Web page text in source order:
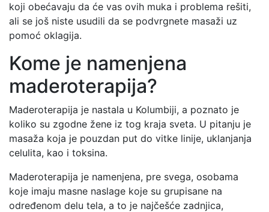
koji obećavaju da će vas ovih muka i problema rešiti,
ali se još niste usudili da se podvrgnete masaži uz
pomoć oklagija.
Kome je namenjena
maderoterapija?
Maderoterapija je nastala u Kolumbiji, a poznato je
koliko su zgodne žene iz tog kraja sveta. U pitanju je
masaža koja je pouzdan put do vitke linije, uklanjanja
celulita, kao i toksina.
Maderoterapija je namenjena, pre svega, osobama
koje imaju masne naslage koje su grupisane na
određenom delu tela, a to je najčešće zadnjica,